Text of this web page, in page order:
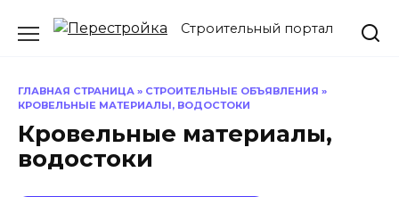
Строительный портал
ГЛАВНАЯ СТРАНИЦА » СТРОИТЕЛЬНЫЕ ОБЪЯВЛЕНИЯ »
КРОВЕЛЬНЫЕ МАТЕРИАЛЫ, ВОДОСТОКИ
Кровельные материалы,
водостоки